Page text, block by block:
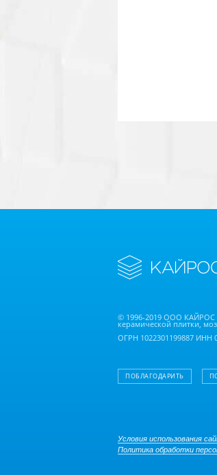
© 1996-2019 ООО КАЙРОС
керамической плитки,
ОГРН 1022301199887 ИНН
ПОБЛАГОДАРИТЬ
Условия использования
Политика обработки